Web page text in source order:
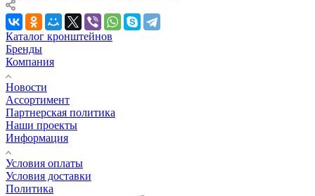
Каталог кронштейнов
Бренды
Компания
Новости
Ассортимент
Партнерская политика
Наши проекты
Информация
Условия оплаты
Условия доставки
Политика